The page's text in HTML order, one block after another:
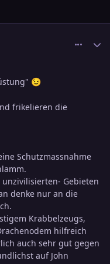
😉
frikelieren die
Schutzmassnahme
Gebieten
denke nur an die
Krabbelzeugs,
hilfreich
auch sehr gut gegen
auf John